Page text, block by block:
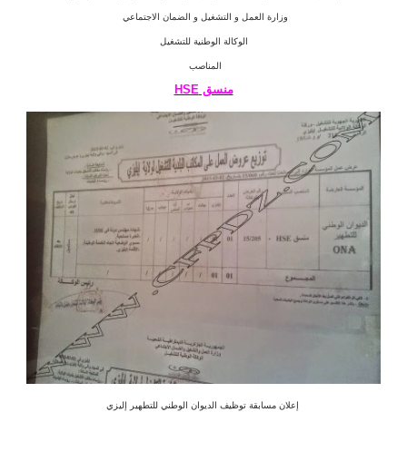
وزارة العمل و التشغيل و الضمان الاجتماعي
الوكالة الوطنية للتشغيل
المناصب
منسق HSE
إعلان مسابقة توظيف الديوان الوطني للتطهير إليزي